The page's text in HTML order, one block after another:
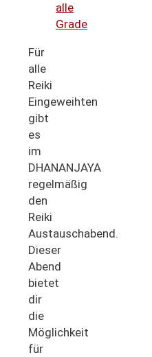
alle
Grade
Für
alle
Reiki
Eingeweihten
gibt
es
im
DHANANJAYA
regelmäßig
den
Reiki
Austauschabend.
Dieser
Abend
bietet
dir
die
Möglichkeit
für